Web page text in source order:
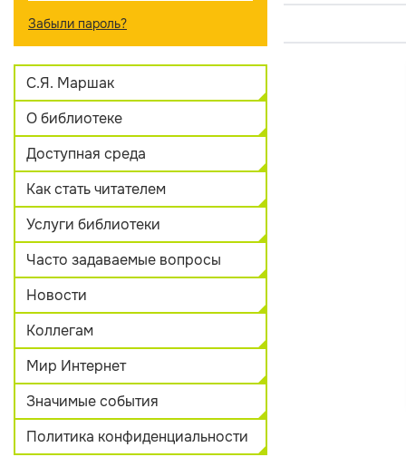
Забыли пароль?
С.Я. Маршак
О библиотеке
Доступная среда
Как стать читателем
Услуги библиотеки
Часто задаваемые вопросы
Новости
Коллегам
Мир Интернет
Значимые события
Политика конфиденциальности